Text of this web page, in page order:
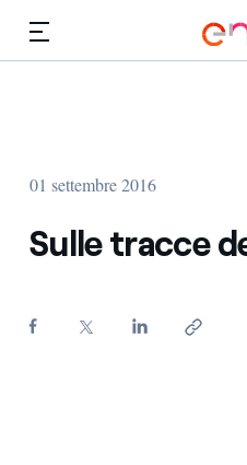
01 settembre 2016
Sulle tracce